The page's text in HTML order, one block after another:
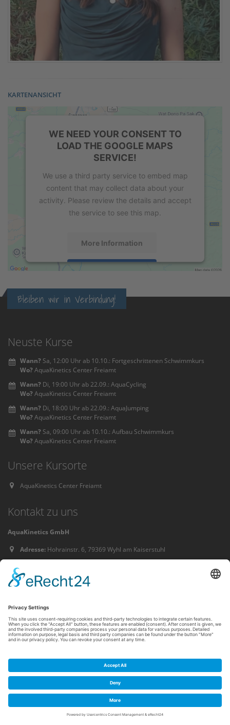
KARTENANSICHT
WE NEED YOUR CONSENT TO
LOAD THE GOOGLE MAPS
SERVICE!
We use a third party service to embed map
content that may collect data about your
activity. Please review the details and accept
the service to see this map.
More Information
powered byUsercentrics Consent
Management Platform&eRecht24
Bleiben wir in Verbindung!
Neuste Kurse
Wann? Sa, 12:00 Uhr ab 10.10.: Fortgeschrittenen Schwimmkurs
Wo?AquaKinetics Center Freiamt
Wann? Di, 19:00 Uhr ab 22.09.: AquaCycling
Wo?AquaKinetics Center Freiamt
Wann? Di, 18:00 Uhr ab 22.09.: AquaJumping
Wo?AquaKinetics Center Freiamt
Wann? Sa, 09:00 Uhr ab 10.10.: Aufbau Schwimmkurs
Wo?AquaKinetics Center Freiamt
Unsere Kursorte
AquaKinetics Center Freiamt
Kontakt zu uns
AquaKinetics GmbH
Adresse: Hohrainstr. 6, 79369 Wyhl am Kaiserstuhl
© 2021 AquaKinetics GmbH. Alle Rechte vorbehalten.
Datenschutz Impressum Kontakt